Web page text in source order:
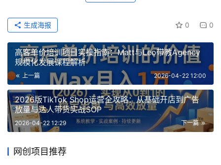
0 0
生成海报
高客单价培训项目实操指南：Matt与Leo带教Agency
规模化发展课程解析
上一篇 2026-04-22 12:00
2026版TikTok Shop运营全攻略：从基础开店到广告
放量与达人带货实战SOP
下一篇
2026-04-22 12:29
网创项目推荐